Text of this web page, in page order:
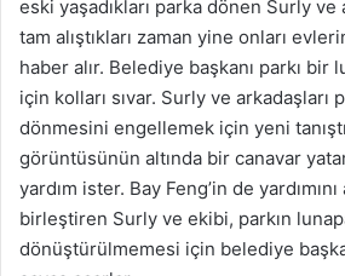
eski yaşadıkları parka dönen Surly ve
tam alıştıkları zaman yine onları
haber alır. Belediye başkanı parkı bir
için kolları sıvar. Surly ve arkadaşları
dönmesini engellemek için yeni
görüntüsünün altında bir canavar
yardım ister. Bay Feng’in de
birleştiren Surly ve ekibi, parkın
dönüştürülmemesi için belediye